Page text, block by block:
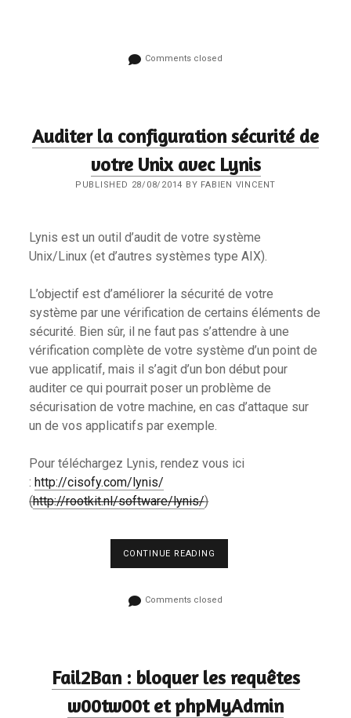
Comments closed
Auditer la configuration sécurité de
votre Unix avec Lynis
PUBLISHED 28/08/2014 BY FABIEN VINCENT
Lynis est un outil d’audit de votre système
Unix/Linux (et d’autres systèmes type AIX).
L’objectif est d’améliorer la sécurité de votre
système par une vérification de certains éléments de
sécurité. Bien sûr, il ne faut pas s’attendre à une
vérification complète de votre système d’un point de
vue applicatif, mais il s’agit d’un bon début pour
auditer ce qui pourrait poser un problème de
sécurisation de votre machine, en cas d’attaque sur
un de vos applicatifs par exemple.
Pour téléchargez Lynis, rendez vous ici
:http://cisofy.com/lynis/
(http://rootkit.nl/software/lynis/)
CONTINUE READING
DE
Comments closed
Fail2Ban : bloquer les requêtes
w00tw00t et phpMyAdmin